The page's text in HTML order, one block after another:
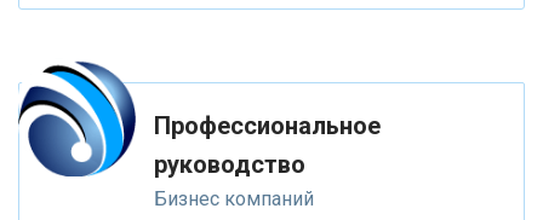
«ФК ОТКРЫТИЕ»
«ЗАПСИБКОМБАНК»
«РОСЕВРОБАНК»
Профессиональное
руководство
Бизнес компаний